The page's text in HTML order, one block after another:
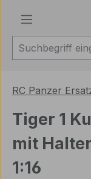
RC Panzer
Tiger 1
mit
1:16